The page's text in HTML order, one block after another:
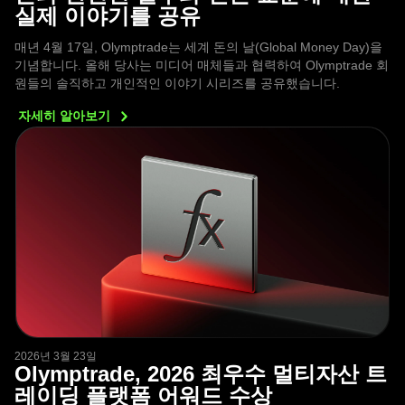
실제 이야기를 공유
매년 4월 17일, Olymptrade는 세계 돈의 날(Global Money Day)을
기념합니다. 올해 당사는 미디어 매체들과 협력하여 Olymptrade 회
원들의 솔직하고 개인적인 이야기 시리즈를 공유했습니다.
자세히 알아보기
2026년 3월 23일
Olymptrade, 2026 최우수 멀티자산 트
레이딩 플랫폼 어워드 수상